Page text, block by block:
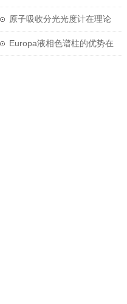
原因分析
原子吸收分光光度计在理论
研究中的应用
Europa液相色谱柱的优势在